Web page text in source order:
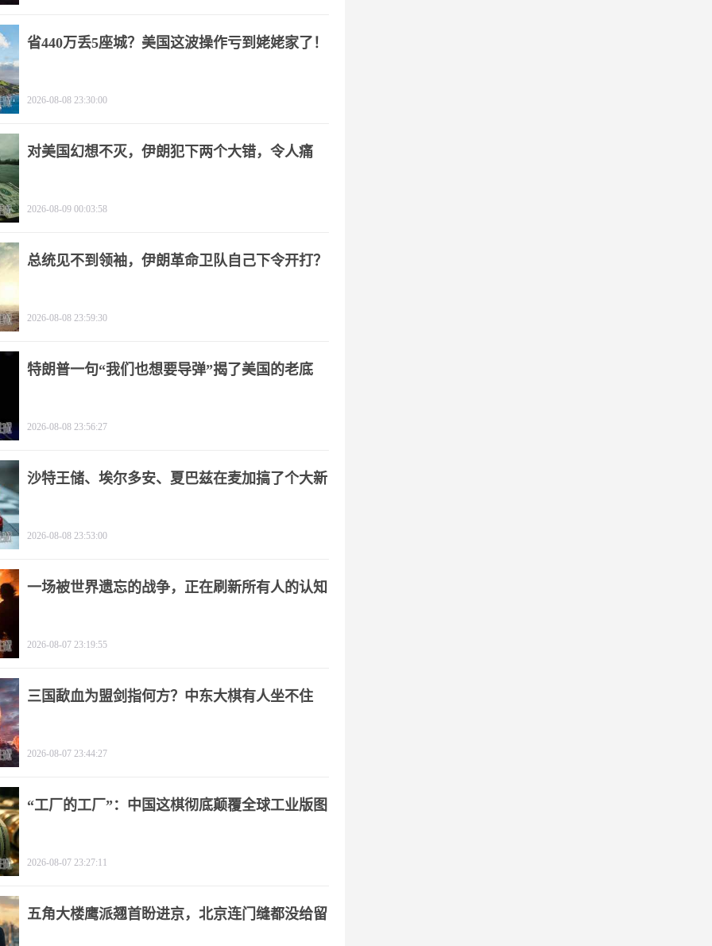
省440万丢5座城？美国这波操作亏到姥姥家了！
2026-08-08 23:30:00
对美国幻想不灭，伊朗犯下两个大错，令人痛
2026-08-09 00:03:58
总统见不到领袖，伊朗革命卫队自己下令开打？
2026-08-08 23:59:30
特朗普一句“我们也想要导弹”揭了美国的老底
2026-08-08 23:56:27
沙特王储、埃尔多安、夏巴兹在麦加搞了个大新
2026-08-08 23:53:00
一场被世界遗忘的战争，正在刷新所有人的认知
2026-08-07 23:19:55
三国歃血为盟剑指何方？中东大棋有人坐不住
2026-08-07 23:44:27
“工厂的工厂”：中国这棋彻底颠覆全球工业版图
2026-08-07 23:27:11
五角大楼鹰派翘首盼进京，北京连门缝都没给留